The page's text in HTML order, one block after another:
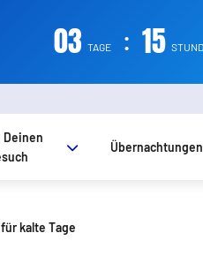
03 TAGE : 15
Deinen
Übernachtungen
kalte Tage